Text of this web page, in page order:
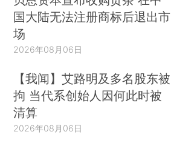
国大陆无法注册商标后退出市
场
2026年08月06日
【我闻】艾路明及多名股东被
拘 当代系创始人因何此时被
清算
2026年08月06日